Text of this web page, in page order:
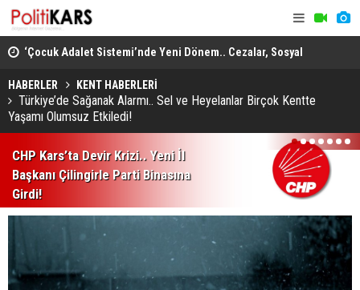
‘Çocuk Adalet Sistemi’nde Yeni Dönem.. Cezalar, Sosyal
İnceleme ve Tedbirler!
HABERLER KENT HABERLERİ
Türkiye’de Sağanak Alarmı.. Sel ve Heyelanlar Birçok Kentte
Yaşamı Olumsuz Etkiledi!
CHP Kars’ta Devir Krizi.. Yeni İl
Başkanı Çilingirle Parti Binasına
Girdi!
1 2 3 4 5 6 7